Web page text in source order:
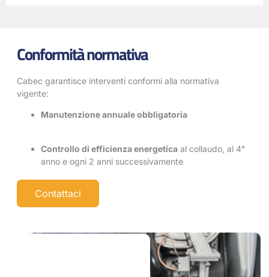
Conformità normativa
Cabec garantisce interventi conformi alla normativa
vigente:
Manutenzione annuale obbligatoria
Controllo di efficienza energetica al collaudo, al 4°
anno e ogni 2 anni successivamente
Contattaci